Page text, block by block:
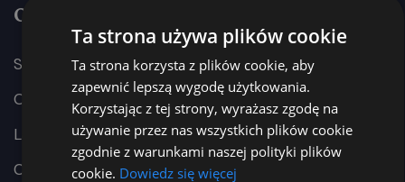
Our Department
Stress and Worry
Opthalmology
Laboratory
Cardiac Service
Ta strona używa plików cookie
Ta strona korzysta z plików cookie, aby
zapewnić lepszą wygodę użytkowania.
Korzystając z tej strony, wyrażasz zgodę na
używanie przez nas wszystkich plików cookie
zgodnie z warunkami naszej polityki plików
cookie. Dowiedz się więcej